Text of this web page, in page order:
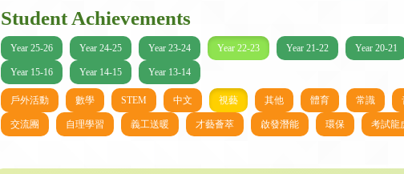
Student Achievements
Year 25-26 Year 24-25 Year 23-24 Year 22-23 Year 21-22 Year 20-21
Year 15-16 Year 14-15 Year 13-14
戶外活動 數學 STEM 中文 視藝 其他 體育 常識
交流團 自理學習 義工送暖 才藝薈萃 啟發潛能 環保 考試龍